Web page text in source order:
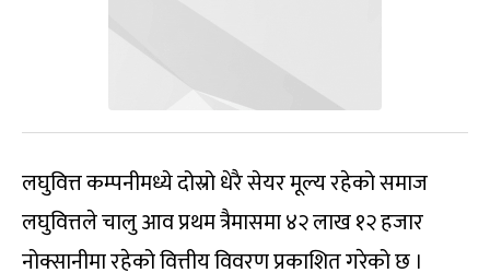
लघुवित्त कम्पनीमध्ये दोस्रो धेरै सेयर मूल्य रहेको समाज
लघुवित्तले चालु आव प्रथम त्रैमासमा ४२ लाख १२ हजार
नोक्सानीमा रहेको वित्तीय विवरण प्रकाशित गरेको छ ।